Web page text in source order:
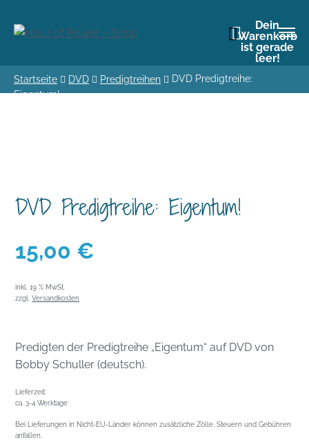
Dein
Warenkorb
ist gerade
leer!
Startseite DVD Predigtreihen
DVD Predigtreihe:
Eigentum!
DVD Predigtreihe: Eigentum!
15,00 €
inkl. 19 % MwSt.
zzgl.Versandkosten
Predigten der Predigtreihe „Eigentum“ auf DVD von
Bobby Schuller (deutsch).
Lieferzeit:
ca. 3-4 Werktage
Bei Lieferungen in Nicht-EU-Länder können zusätzliche Zölle, Steuern und Gebühren
anfallen.